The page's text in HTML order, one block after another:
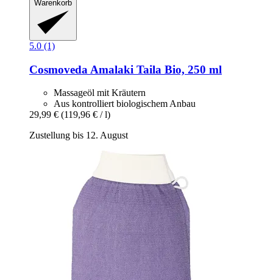
Warenkorb
5.0 (1)
Cosmoveda Amalaki Taila Bio, 250 ml
Massageöl mit Kräutern
Aus kontrolliert biologischem Anbau
29,99 € (119,96 € / l)
Zustellung bis 12. August